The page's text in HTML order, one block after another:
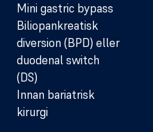
Mini gastric bypass
Biliopankreatisk
diversion (BPD) eller
duodenal switch
(DS)
Innan bariatrisk
kirurgi